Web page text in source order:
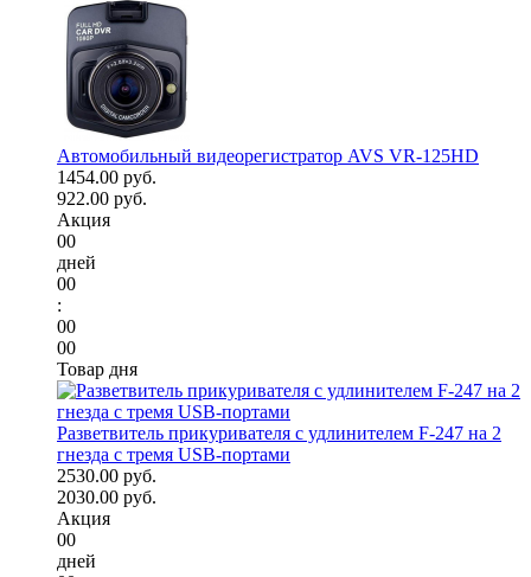
Автомобильный видеорегистратор AVS VR-125HD
1454.00 руб.
922.00 руб.
Акция
00
дней
00
:
00
00
Товар дня
Разветвитель прикуривателя с удлинителем F-247 на 2
гнезда с тремя USB-портами
2530.00 руб.
2030.00 руб.
Акция
00
дней